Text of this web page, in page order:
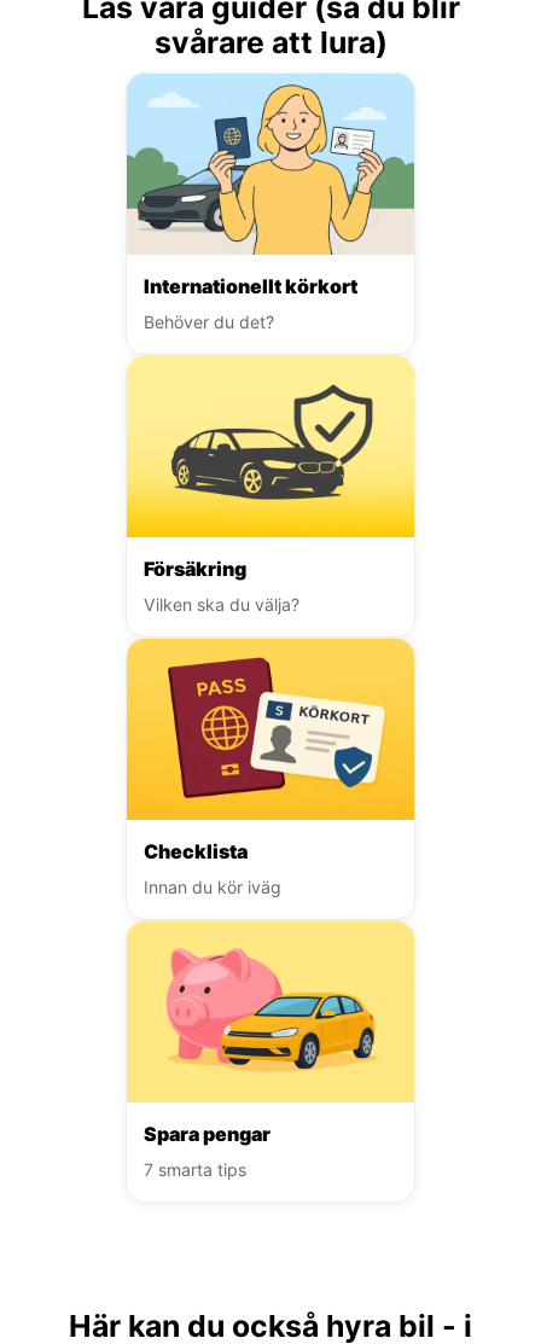
svårare att lura)
Internationellt körkort
Behöver du det?
Försäkring
Vilken ska du välja?
Checklista
Innan du kör iväg
Spara pengar
7 smarta tips
Här kan du också hyra bil - i